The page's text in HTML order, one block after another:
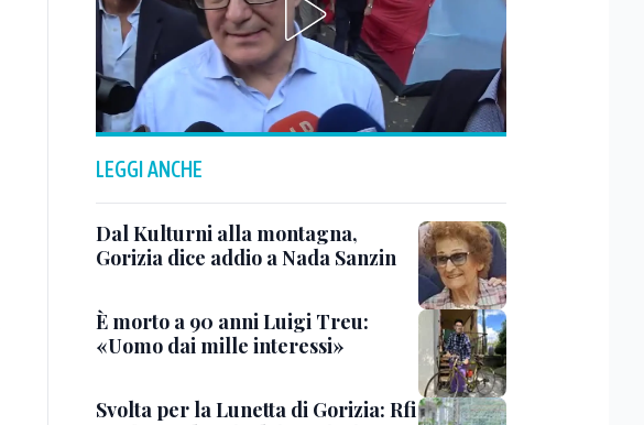
LEGGI ANCHE
Dal Kulturni alla montagna,
Gorizia dice addio a Nada Sanzin
È morto a 90 anni Luigi Treu:
«Uomo dai mille interessi»
Svolta per la Lunetta di Gorizia: Rfi